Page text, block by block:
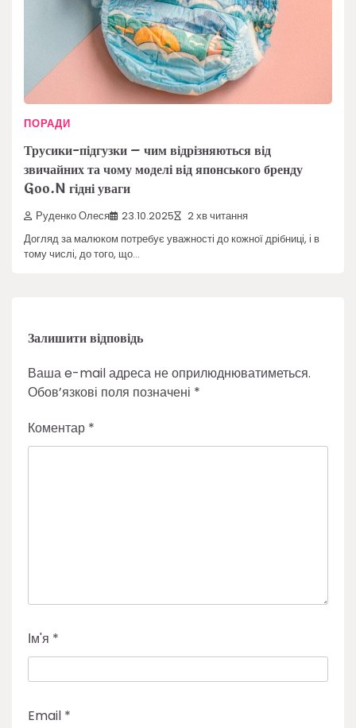
ПОРАДИ
Трусики-підгузки – чим відрізняються від
звичайних та чому моделі від японського бренду
Goo.N гідні уваги
Руденко Олеся 23.10.2025 2 хв читання
Догляд за малюком потребує уважності до кожної дрібниці, і в
тому числі, до того, що…
Залишити відповідь
Ваша e-mail адреса не оприлюднюватиметься.
Обов’язкові поля позначені *
Коментар *
Ім'я *
Email *